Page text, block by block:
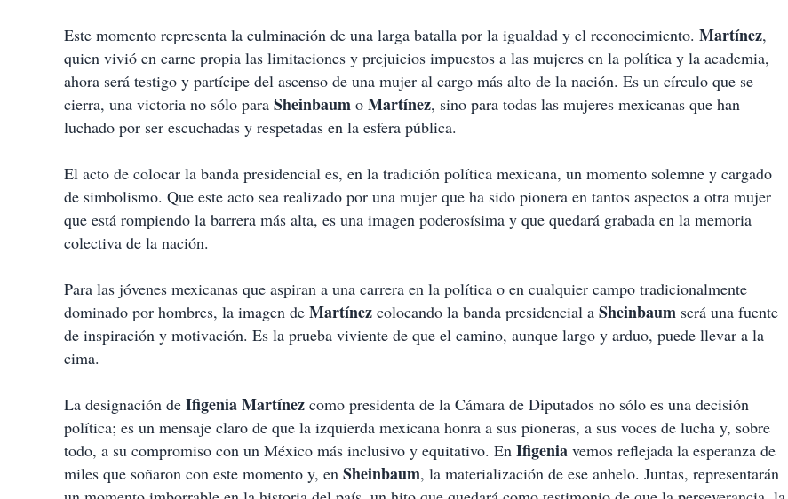
Este momento representa la culminación de una larga batalla por la igualdad y el reconocimiento. Martínez,
quien vivió en carne propia las limitaciones y prejuicios impuestos a las mujeres en la política y la academia,
ahora será testigo y partícipe del ascenso de una mujer al cargo más alto de la nación. Es un círculo que se
cierra, una victoria no sólo para Sheinbaum o Martínez, sino para todas las mujeres mexicanas que han
luchado por ser escuchadas y respetadas en la esfera pública.
El acto de colocar la banda presidencial es, en la tradición política mexicana, un momento solemne y cargado
de simbolismo. Que este acto sea realizado por una mujer que ha sido pionera en tantos aspectos a otra mujer
que está rompiendo la barrera más alta, es una imagen poderosísima y que quedará grabada en la memoria
colectiva de la nación.
Para las jóvenes mexicanas que aspiran a una carrera en la política o en cualquier campo tradicionalmente
dominado por hombres, la imagen de Martínez colocando la banda presidencial a Sheinbaum será una fuente
de inspiración y motivación. Es la prueba viviente de que el camino, aunque largo y arduo, puede llevar a la
cima.
La designación de Ifigenia Martínez como presidenta de la Cámara de Diputados no sólo es una decisión
política; es un mensaje claro de que la izquierda mexicana honra a sus pioneras, a sus voces de lucha y, sobre
todo, a su compromiso con un México más inclusivo y equitativo. En Ifigenia vemos reflejada la esperanza de
miles que soñaron con este momento y, en Sheinbaum, la materialización de ese anhelo. Juntas, representarán